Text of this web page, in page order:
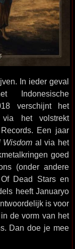
In ieder geval
verschijnt het
het volstrekt
Een jaar
Wisdom al via het
goed
(onder andere
Dead Stars en
heeft Januaryo
is voor
de vorm van het
Dan doe je mee